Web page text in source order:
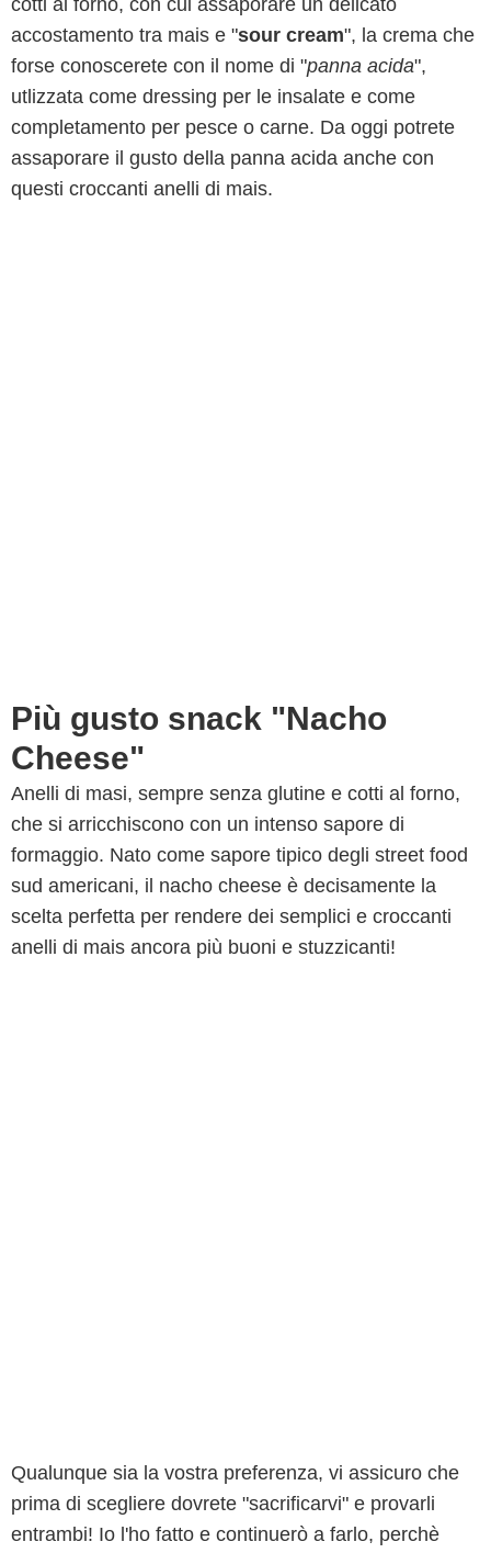
cotti al forno, con cui assaporare un delicato
accostamento tra mais e "sour cream", la crema che
forse conoscerete con il nome di "panna acida",
utlizzata come dressing per le insalate e come
completamento per pesce o carne. Da oggi potrete
assaporare il gusto della panna acida anche con
questi croccanti anelli di mais.
Più gusto snack "Nacho
Cheese"
Anelli di masi, sempre senza glutine e cotti al forno,
che si arricchiscono con un intenso sapore di
formaggio. Nato come sapore tipico degli street food
sud americani, il nacho cheese è decisamente la
scelta perfetta per rendere dei semplici e croccanti
anelli di mais ancora più buoni e stuzzicanti!
Qualunque sia la vostra preferenza, vi assicuro che
prima di scegliere dovrete "sacrificarvi" e provarli
entrambi! Io l'ho fatto e continuerò a farlo, perchè